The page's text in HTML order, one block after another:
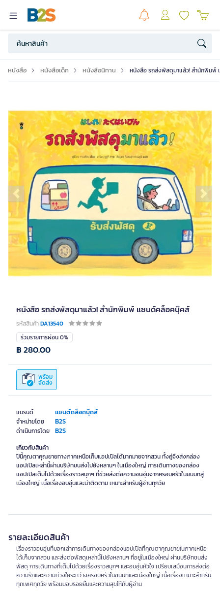
หนังสือ หนังสือเด็ก หนังสือนิทาน หนังสือ รถส่งพัสดุมาแล้ว! สำนักพิมพ์
Previous slide
หนังสือ รถส่งพัสดุมาแล้ว! สำนักพิมพ์ แซนด์คล็อคบุ๊คส์
รหัสสินค้าDA13540
แบรนด์ แซนต์คล็อคบุ๊คส์
จำหน่ายโดย B2S
ดำเนินการโดย B2S
ร่วมรายการผ่อน 0%
พร้อม
จัดส่ง
฿ 280.00
เกี่ยวกับสินค้า
ปีนี้คุณตาคุณยายทางภาคเหนือเก็บแอปเปิลได้มากมายจากสวน ทั้งคู่จึงส่งกล่อง
แอปเปิลเหล่านี้ผ่านบริษัทขนส่งไปยังหลานๆ ในเมืองใหญ่ การเดินทางของกล่อง
แอปเปิลเต็มไปด้วยเรื่องราวสนุกๆ ที่ช่วยส่งต่อความอบอุ่นจากครอบครัวในชนบทสู่
เมืองใหญ่ เนื้อเรื่องอบอุ่นและน่าติดตาม เหมาะสำหรับผู้อ่านทุกวัย
รายละเอียดสินค้า
เรื่องราวอบอุ่นที่บอกเล่าการเดินทางของกล่องแอปเปิลที่คุณตาคุณยายในภาคเหนือ
ได้เก็บจากสวน และส่งต่อพัสดุเหล่านี้ไปยังหลานๆ ที่อยู่ในเมืองใหญ่ ผ่านบริษัทขนส่ง
พัสดุ การเดินทางที่เต็มไปด้วยเรื่องราวสนุกๆ และอบอุ่นหัวใจ เปรียบเสมือนการส่งต่อ
ความรักและความห่วงใยระหว่างครอบครัวในชนบทและเมืองใหญ่ เนื้อเรื่องเหมาะสำหรับ
ทุกเพศทุกวัย พร้อมมอบรอยยิ้มและความสุขให้กับผู้อ่าน